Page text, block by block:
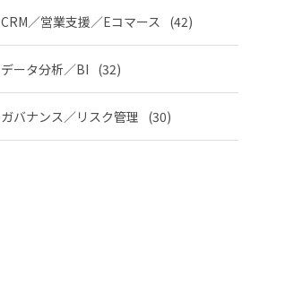
CRM／営業支援／Eコマース (42)
データ分析／BI (32)
ガバナンス／リスク管理 (30)